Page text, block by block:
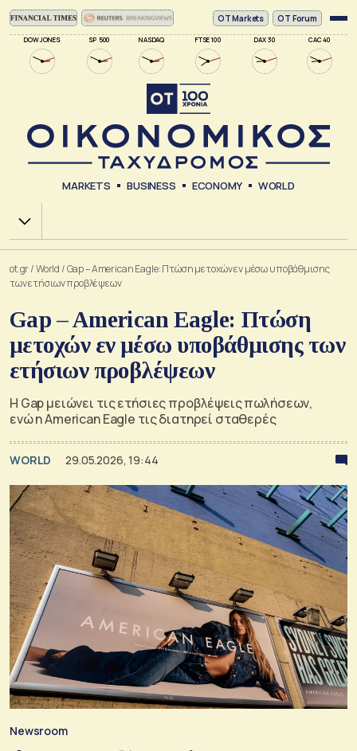
DOW JONES SP 500 NASDAQ FTSE 100 DAX 30 CAC 40
ΟΤ Markets OT Forum
MARKETS BUSINESS ECONOMY WORLD
Χ.Α.
ot.gr/World /Gap – American Eagle: Πτώση μετοχών εν μέσω υποβάθμισης
των ετήσιων προβλέψεων
Gap – American Eagle: Πτώση
μετοχών εν μέσω υποβάθμισης των
ετήσιων προβλέψεων
Η Gap μειώνει τις ετήσιες προβλέψεις πωλήσεων,
ενώ η American Eagle τις διατηρεί σταθερές
WORLD 29.05.2026, 19:44
Newsroom